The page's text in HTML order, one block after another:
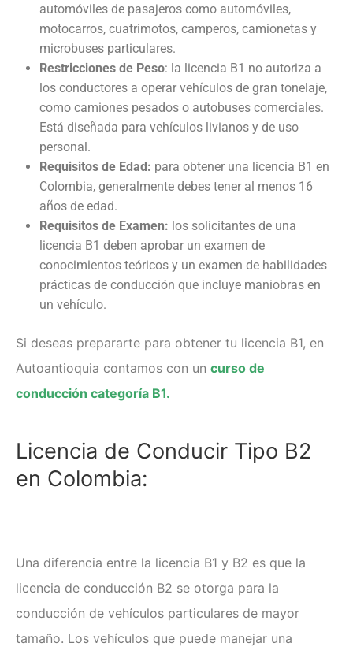
automóviles de pasajeros como automóviles,
motocarros, cuatrimotos, camperos, camionetas y
microbuses particulares.
Restricciones de Peso: la licencia B1 no autoriza a
los conductores a operar vehículos de gran tonelaje,
como camiones pesados o autobuses comerciales.
Está diseñada para vehículos livianos y de uso
personal.
Requisitos de Edad: para obtener una licencia B1 en
Colombia, generalmente debes tener al menos 16
años de edad.
Requisitos de Examen: los solicitantes de una
licencia B1 deben aprobar un examen de
conocimientos teóricos y un examen de habilidades
prácticas de conducción que incluye maniobras en
un vehículo.
Si deseas prepararte para obtener tu licencia B1, en
Autoantioquia contamos con un curso de
conducción categoría B1.
Licencia de Conducir Tipo B2
en Colombia:
Una diferencia entre la licencia B1 y B2 es que la
licencia de conducción B2 se otorga para la
conducción de vehículos particulares de mayor
tamaño. Los vehículos que puede manejar una